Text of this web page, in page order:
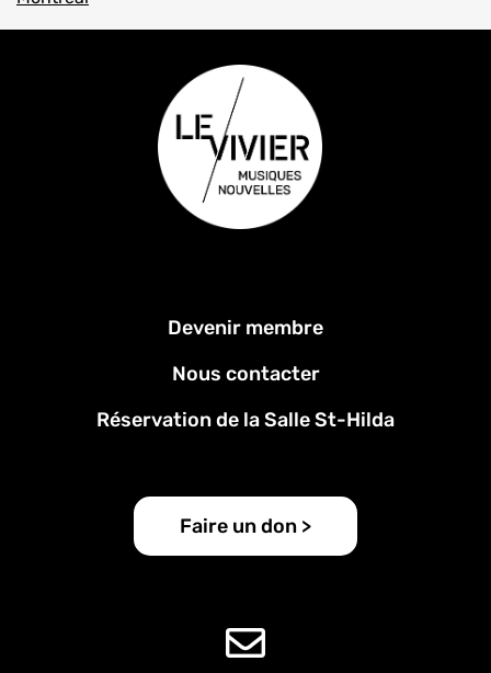
Devenir membre
Nous contacter
Réservation de la Salle St-Hilda
Faire un don >